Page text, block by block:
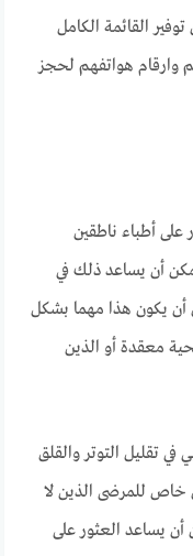
القائمة الكامل
وارقام هواتفهم لحجز
على أطباء ناطقين
يمكن أن يساعد ذلك في
أن يكون هذا مهما بشكل
معقدة أو الذين
تقليل التوتر والقلق
خاص للمرضى الذين لا
أن يساعد العثور على